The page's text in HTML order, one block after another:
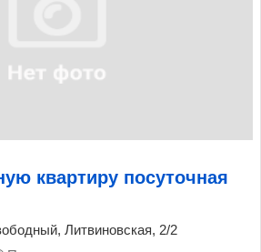
квартиру посуточная
Литвиновская, 2/2